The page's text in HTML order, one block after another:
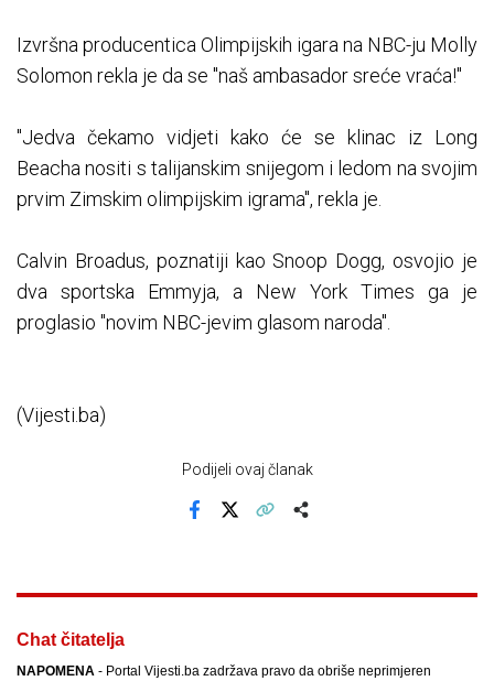
Izvršna producentica Olimpijskih igara na NBC-ju Molly
Solomon rekla je da se "naš ambasador sreće vraća!"
"Jedva čekamo vidjeti kako će se klinac iz Long
Beacha nositi s talijanskim snijegom i ledom na svojim
prvim Zimskim olimpijskim igrama", rekla je.
Calvin Broadus, poznatiji kao Snoop Dogg, osvojio je
dva sportska Emmyja, a New York Times ga je
proglasio "novim NBC-jevim glasom naroda".
(Vijesti.ba)
Podijeli ovaj članak
Chat čitatelja
NAPOMENA - Portal Vijesti.ba zadržava pravo da obriše neprimjeren